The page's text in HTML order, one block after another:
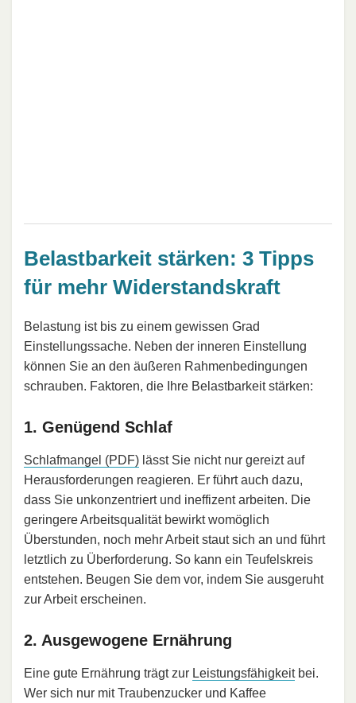
Belastbarkeit stärken: 3 Tipps
für mehr Widerstandskraft
Belastung ist bis zu einem gewissen Grad
Einstellungssache. Neben der inneren Einstellung
können Sie an den äußeren Rahmenbedingungen
schrauben. Faktoren, die Ihre Belastbarkeit stärken:
1. Genügend Schlaf
Schlafmangel (PDF) lässt Sie nicht nur gereizt auf
Herausforderungen reagieren. Er führt auch dazu,
dass Sie unkonzentriert und ineffizent arbeiten. Die
geringere Arbeitsqualität bewirkt womöglich
Überstunden, noch mehr Arbeit staut sich an und führt
letztlich zu Überforderung. So kann ein Teufelskreis
entstehen. Beugen Sie dem vor, indem Sie ausgeruht
zur Arbeit erscheinen.
2. Ausgewogene Ernährung
Eine gute Ernährung trägt zur Leistungsfähigkeitbei.
Wer sich nur mit Traubenzucker und Kaffee